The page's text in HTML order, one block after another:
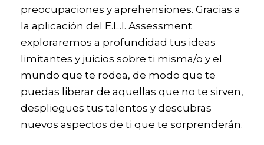
preocupaciones y aprehensiones. Gracias a
la aplicación del E.L.I. Assessment
exploraremos a profundidad tus ideas
limitantes y juicios sobre ti misma/o y el
mundo que te rodea, de modo que te
puedas liberar de aquellas que no te sirven,
despliegues tus talentos y descubras
nuevos aspectos de ti que te sorprenderán.